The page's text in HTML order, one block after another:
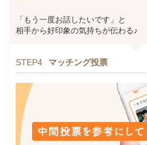
「もう一度お話したいです」と
相手から好印象の気持ちが伝わる♪
STEP4 マッチング投票